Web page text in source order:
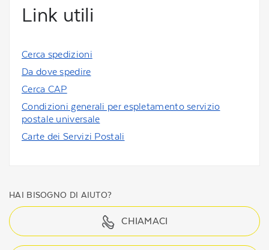
Link utili
Cerca spedizioni
Da dove spedire
Cerca CAP
Condizioni generali per espletamento servizio
postale universale
Carte dei Servizi Postali
HAI BISOGNO DI AIUTO?
CHIAMACI